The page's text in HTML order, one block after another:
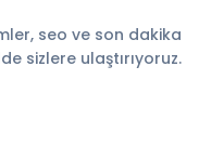
seo ve son dakika
sizlere ulaştırıyoruz.